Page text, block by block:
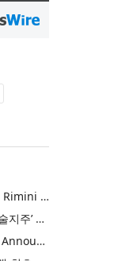
Khimji Ramdas Group Chooses Rimini Street to Reduce SAP Support Costs, Protect 700+ Customizations and Reinvest Savings in Innovation
한전, 에너지 신산업 이끌 ‘한전기술지주’ 공식 출범
Purina Named as First Publicly Announced NIQ ConnectAI Charter Client